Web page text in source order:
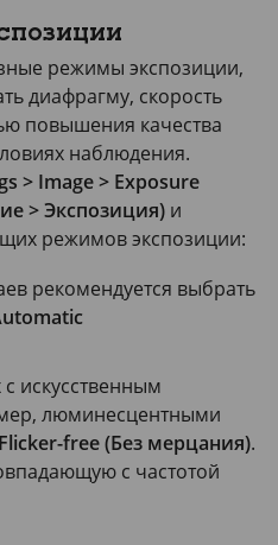
режимы экспозиции,
диафрагму, скорость
повышения качества
наблюдения.
> Image > Exposure
> Экспозиция) и
режимов экспозиции:
рекомендуется выбрать
искусственным
люминесцентными
Flicker-free (Без мерцания).
с частотой